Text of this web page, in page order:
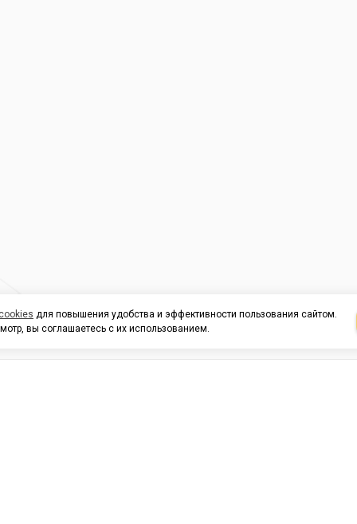
cookies для повышения удобства и эффективности пользования сайтом.
вы соглашаетесь с их использованием.